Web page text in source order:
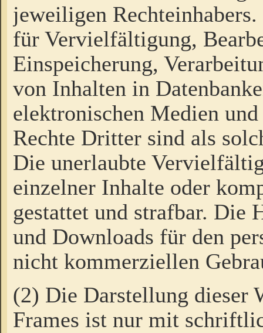
jeweiligen
für Vervielfältigung,
Einspeicherung,
von Inhalten in
elektronischen Medien
Rechte Dritter sind als
Die unerlaubte
einzelner Inhalte oder
gestattet und strafbar. Die
und Downloads für den
nicht kommerziellen
(2) Die Darstellung dieser
Frames ist nur mit